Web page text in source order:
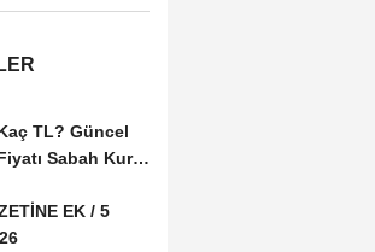
TL? Güncel
Sabah Kuru
EK / 5